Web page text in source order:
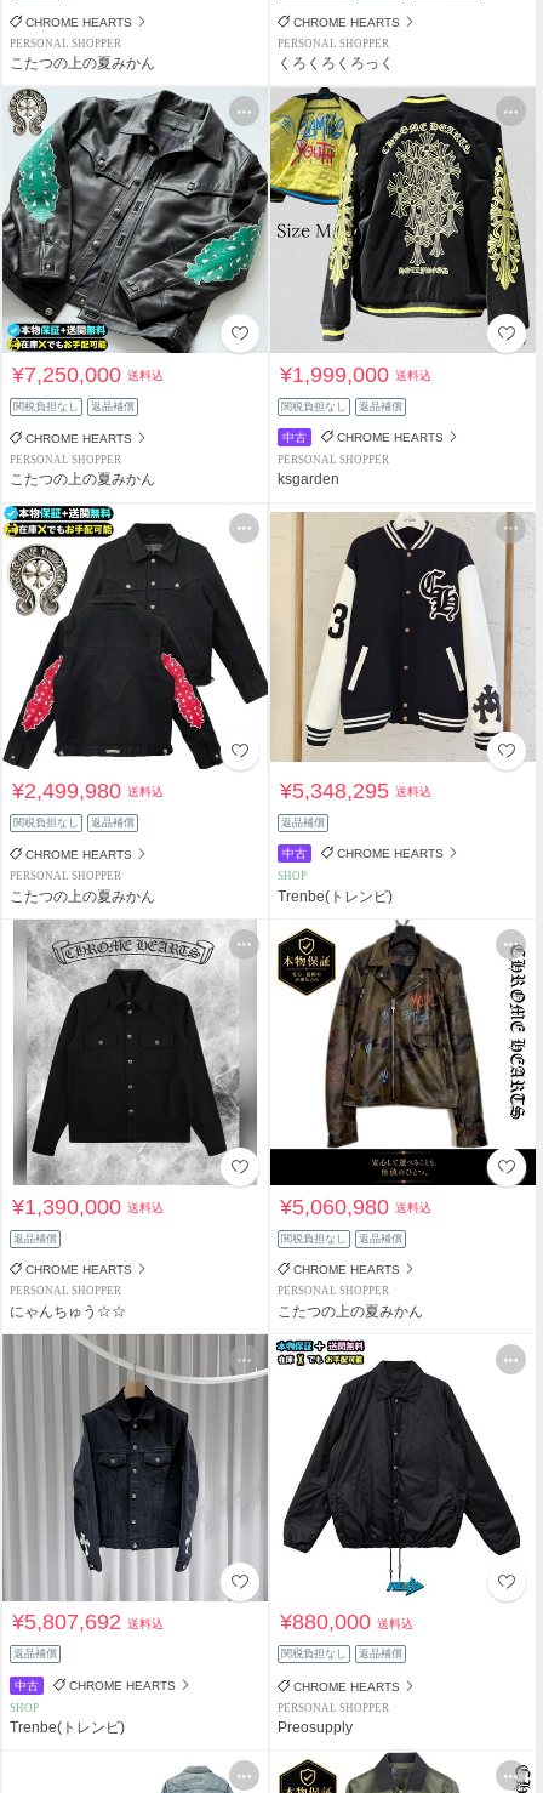
CHROME HEARTS
PERSONAL SHOPPER
こたつの上の夏みかん
CHROME HEARTS
PERSONAL SHOPPER
くろくろくろっく
¥7,250,000送料込
関税負担なし 返品補償
CHROME HEARTS
PERSONAL SHOPPER
こたつの上の夏みかん
¥1,999,000送料込
関税負担なし 返品補償
中古 CHROME HEARTS
PERSONAL SHOPPER
ksgarden
¥2,499,980送料込
関税負担なし 返品補償
CHROME HEARTS
PERSONAL SHOPPER
こたつの上の夏みかん
¥5,348,295送料込
返品補償
中古 CHROME HEARTS
SHOP
Trenbe(トレンビ)
¥1,390,000送料込
返品補償
CHROME HEARTS
PERSONAL SHOPPER
にゃんちゅう☆☆
¥5,060,980送料込
関税負担なし 返品補償
CHROME HEARTS
PERSONAL SHOPPER
こたつの上の夏みかん
¥5,807,692送料込
返品補償
中古 CHROME HEARTS
SHOP
Trenbe(トレンビ)
¥880,000送料込
関税負担なし 返品補償
CHROME HEARTS
PERSONAL SHOPPER
Preosupply